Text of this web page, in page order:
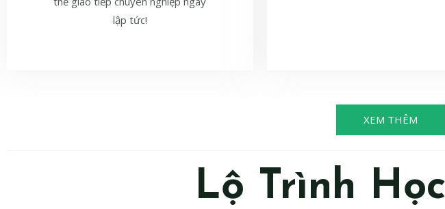
lập tức!
XEM THÊM
Lộ Trình